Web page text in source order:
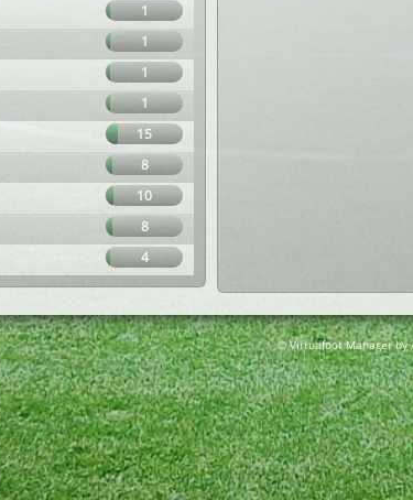
1
1
1
1
15
8
10
8
4
© Virtuafoot Manager by